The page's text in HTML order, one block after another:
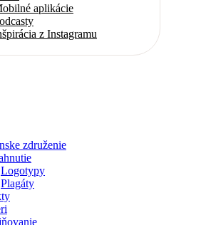
aplikácie
z Instagramu
združenie
Logotypy
Plagáty